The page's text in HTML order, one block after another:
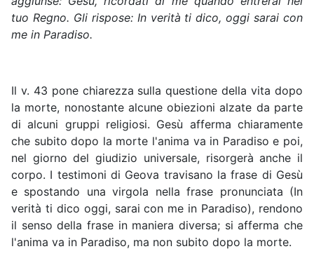
tuo Regno. Gli rispose: In verità ti dico, oggi sarai con
me in Paradiso.
Il v. 43 pone chiarezza sulla questione della vita dopo
la morte, nonostante alcune obiezioni alzate da parte
di alcuni gruppi religiosi. Gesù afferma chiaramente
che subito dopo la morte l'anima va in Paradiso e poi,
nel giorno del giudizio universale, risorgerà anche il
corpo. I testimoni di Geova travisano la frase di Gesù
e spostando una virgola nella frase pronunciata (In
verità ti dico oggi, sarai con me in Paradiso), rendono
il senso della frase in maniera diversa; si afferma che
l'anima va in Paradiso, ma non subito dopo la morte.